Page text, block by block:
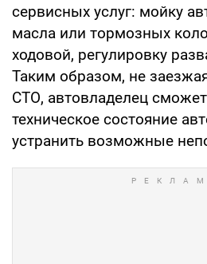
сервисных услуг: мойку
масла или тормозных
ходовой, регулировку
Таким образом, не
СТО, автовладелец
техническое состояние
устранить возможные